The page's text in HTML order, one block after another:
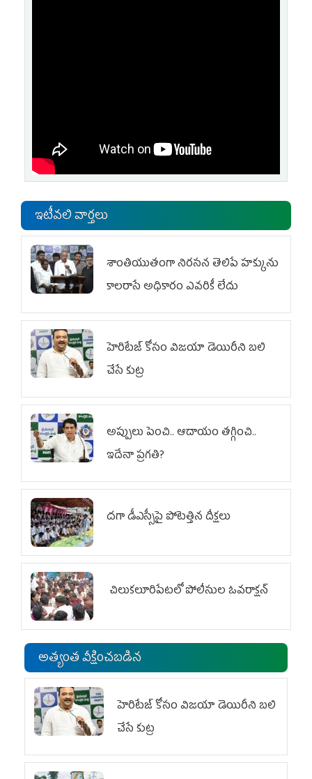
ఇటీవలి వార్తలు
శాంతియుతంగా నిరసన తెలిపే హక్కును
కాలరాసే అధికారం ఎవరికీ లేదు
హెరిటేజ్ కోసం విజయా డెయిరీని బలి
చేసే కుట్ర‌
అప్పులు పెంచి.. ఆదాయం తగ్గించి..
ఇదేనా ప్రగతి?
దగా డీఎస్సీపై పోటెత్తిన దీక్షలు
చిలుక‌లూరిపేట‌లో పోలీసుల ఓవ‌రాక్ష‌న్‌
అత్యంత వీక్షించబడిన
హెరిటేజ్ కోసం విజయా డెయిరీని బలి
చేసే కుట్ర‌